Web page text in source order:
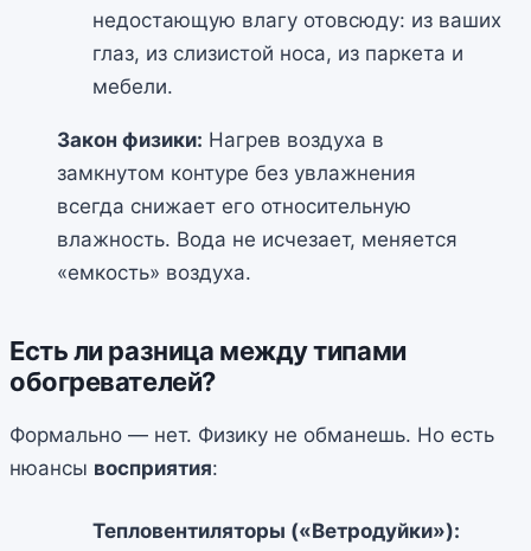
недостающую влагу отовсюду: из ваших
глаз, из слизистой носа, из паркета и
мебели.
Закон физики: Нагрев воздуха в
замкнутом контуре без увлажнения
всегда снижает его относительную
влажность. Вода не исчезает, меняется
«емкость» воздуха.
Есть ли разница между типами
обогревателей?
Формально — нет. Физику не обманешь. Но есть
нюансы восприятия:
Тепловентиляторы («Ветродуйки»):